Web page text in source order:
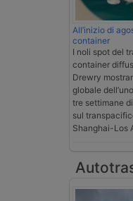
All’inizio di
container
I noli spot del
container
Drewry
globale
tre settimane
sul
Shanghai-Los